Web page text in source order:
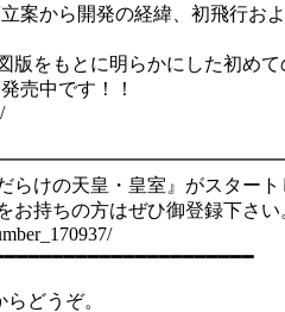
案から開発の経緯、初飛行お
版をもとに明らかにした初め
売中です！！
らけの天皇・皇室』がスター
お持ちの方はぜひ御登録下さい
どうぞ。